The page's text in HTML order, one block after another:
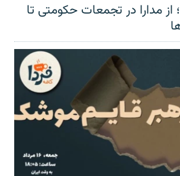
از مدارا در تجمعات حکومتی تا